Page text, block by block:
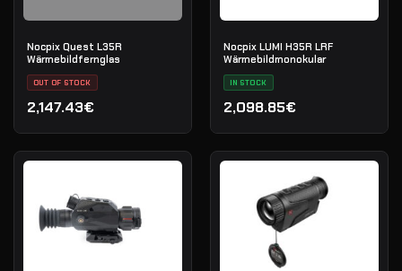
Nocpix Quest L35R
Wärmebildfernglas
OUT OF STOCK
2,147.43€
Nocpix LUMI H35R LRF
Wärmebildmonokular
IN STOCK
2,098.85€